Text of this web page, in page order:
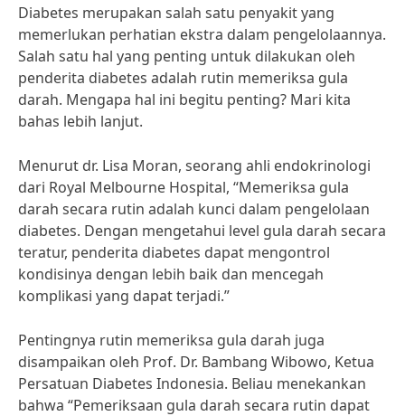
Diabetes merupakan salah satu penyakit yang
memerlukan perhatian ekstra dalam pengelolaannya.
Salah satu hal yang penting untuk dilakukan oleh
penderita diabetes adalah rutin memeriksa gula
darah. Mengapa hal ini begitu penting? Mari kita
bahas lebih lanjut.
Menurut dr. Lisa Moran, seorang ahli endokrinologi
dari Royal Melbourne Hospital, “Memeriksa gula
darah secara rutin adalah kunci dalam pengelolaan
diabetes. Dengan mengetahui level gula darah secara
teratur, penderita diabetes dapat mengontrol
kondisinya dengan lebih baik dan mencegah
komplikasi yang dapat terjadi.”
Pentingnya rutin memeriksa gula darah juga
disampaikan oleh Prof. Dr. Bambang Wibowo, Ketua
Persatuan Diabetes Indonesia. Beliau menekankan
bahwa “Pemeriksaan gula darah secara rutin dapat